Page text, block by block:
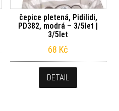
čepice pletená, Pidilidi,
PD382, modrá – 3/5let |
3/5let
68 Kč
DETAIL